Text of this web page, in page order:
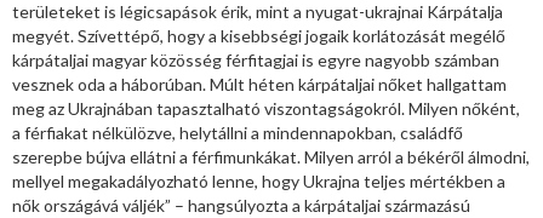
területeket is légicsapások érik, mint a nyugat-ukrajnai Kárpátalja
megyét. Szívettépő, hogy a kisebbségi jogaik korlátozását megélő
kárpátaljai magyar közösség férfitagjai is egyre nagyobb számban
vesznek oda a háborúban. Múlt héten kárpátaljai nőket hallgattam
meg az Ukrajnában tapasztalható viszontagságokról. Milyen nőként,
a férfiakat nélkülözve, helytállni a mindennapokban, családfő
szerepbe bújva ellátni a férfimunkákat. Milyen arról a békéről álmodni,
mellyel megakadályozható lenne, hogy Ukrajna teljes mértékben a
nők országává váljék” – hangsúlyozta a kárpátaljai származású